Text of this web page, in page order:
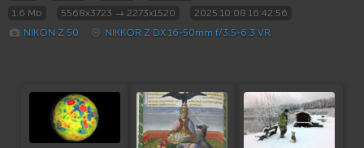
1.6 Mb
5568x3723 → 2273x1520
2025:10:08 16:42:56
NIKON Z 50
NIKKOR Z DX 16-50mm f/3.5-6.3 VR